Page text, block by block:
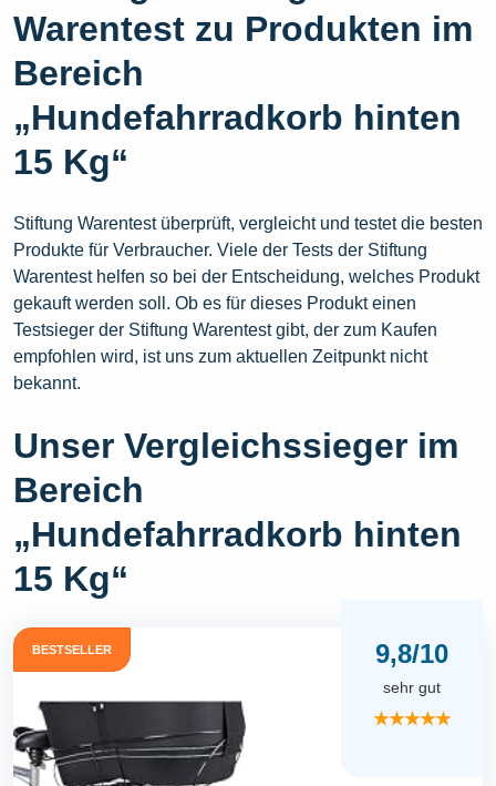
Warentest zu Produkten im
Bereich
„Hundefahrradkorb hinten
15 Kg“
Stiftung Warentest überprüft, vergleicht und testet die besten
Produkte für Verbraucher. Viele der Tests der Stiftung
Warentest helfen so bei der Entscheidung, welches Produkt
gekauft werden soll. Ob es für dieses Produkt einen
Testsieger der Stiftung Warentest gibt, der zum Kaufen
empfohlen wird, ist uns zum aktuellen Zeitpunkt nicht
bekannt.
Unser Vergleichssieger im
Bereich
„Hundefahrradkorb hinten
15 Kg“
BESTSELLER 9,8/10
sehr gut
★★★★★